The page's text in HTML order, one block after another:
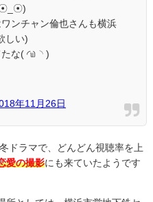
☉_☉)
ンチャン倫也さんも横浜
しい)
な( ◜௰◝ )
年11月26日
ドラマで、どんどん視聴率を上
愛の撮影にも来ていたようです